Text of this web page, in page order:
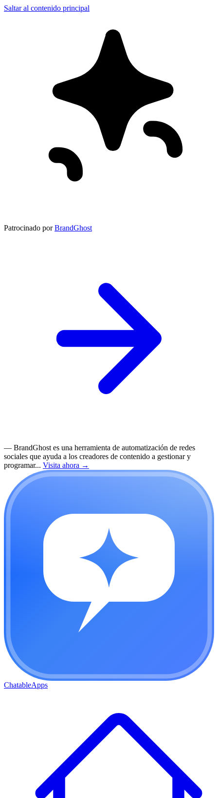
Saltar al contenido principal
Patrocinado por BrandGhost
— BrandGhost es una herramienta de automatización de redes
sociales que ayuda a los creadores de contenido a gestionar y
programar... Visita ahora →
ChatableApps